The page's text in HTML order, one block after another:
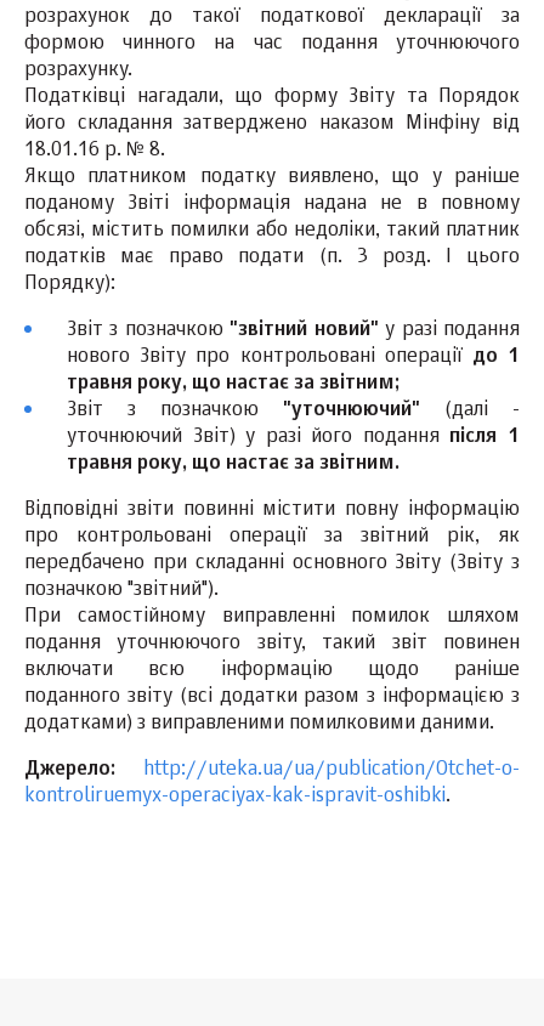
розрахунок до такої податкової декларації за
формою чинного на час подання уточнюючого
розрахунку.
Податківці нагадали, що форму Звіту та Порядок
його складання затверджено наказом Мінфіну від
18.01.16 р. № 8.
Якщо платником податку виявлено, що у раніше
поданому Звіті інформація надана не в повному
обсязі, містить помилки або недоліки, такий платник
податків має право подати (п. 3 розд. I цього
Порядку):
Звіт з позначкою "звітний новий" у разі подання
нового Звіту про контрольовані операції до 1
травня року, що настає за звітним;
Звіт з позначкою "уточнюючий" (далі -
уточнюючий Звіт) у разі його подання після 1
травня року, що настає за звітним.
Відповідні звіти повинні містити повну інформацію
про контрольовані операції за звітний рік, як
передбачено при складанні основного Звіту (Звіту з
позначкою "звітний").
При самостійному виправленні помилок шляхом
подання уточнюючого звіту, такий звіт повинен
включати всю інформацію щодо раніше
поданного звіту (всі додатки разом з інформацією з
додатками) з виправленими помилковими даними.
Джерело:
http://uteka.ua/ua/publication/Otchet-o-
kontroliruemyx-operaciyax-kak-ispravit-oshibki.